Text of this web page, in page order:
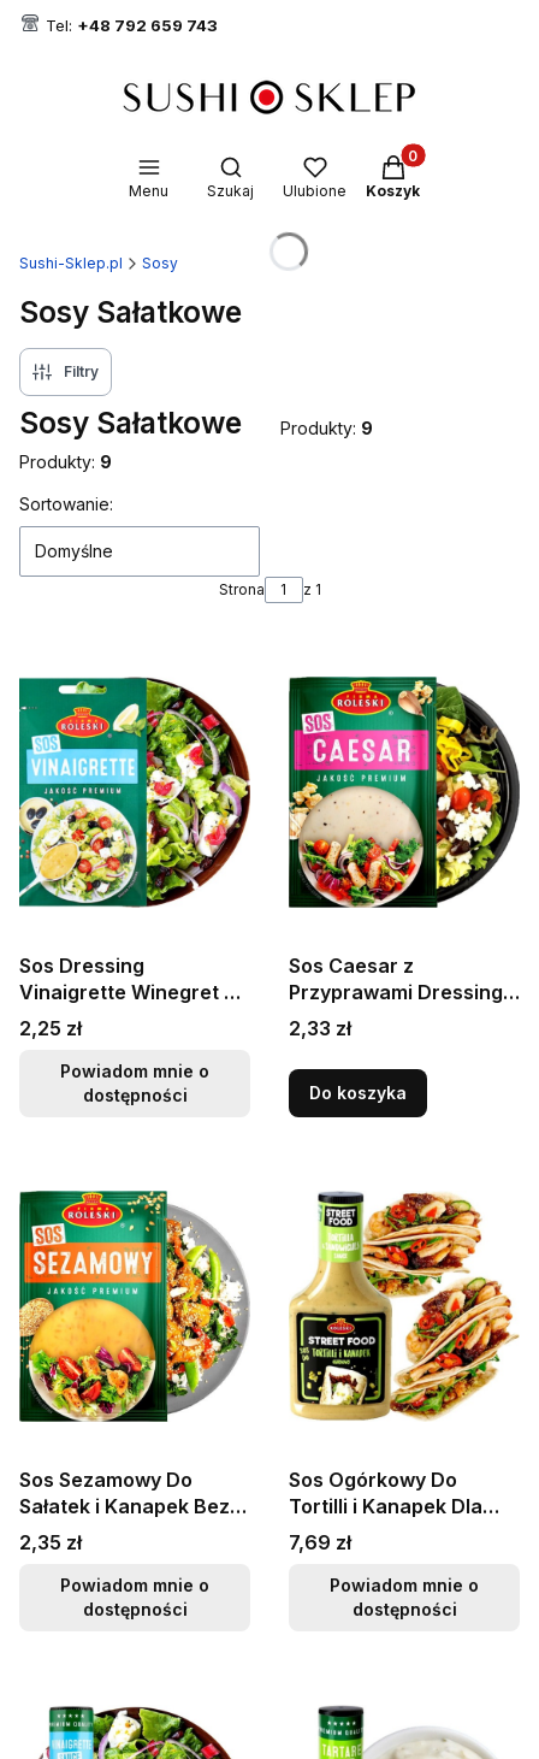
Tel: +48 792 659 743
Menu
Otwórz wyszukiwarkę
Szukaj Ulubione
Produkty w
Koszyk
Sushi-Sklep.pl Sosy
Sosy Sałatkowe
Filtry
Sosy Sałatkowe Produkty: 9
Produkty: 9
Lista produktów
Sortowanie:
Domyślne
Strona z 1
Sos Dressing
Vinaigrette Winegret Do
Sałatek i Potraw
Saszeta 50g ROLESKI
Cena
2,25 zł
Powiadom mnie o
dostępności
Sos Caesar z
Przyprawami Dressing
Do Sałatek Sałatki
Saszetka 50g ROLESKI
Cena
2,33 zł
Do koszyka
Sos Sezamowy Do
Sałatek i Kanapek Bez
Konserwantów
Saszetka 50g ROLESKI
Cena
2,35 zł
Powiadom mnie o
dostępności
Sos Ogórkowy Do
Tortilli i Kanapek Dla
Wegan Bez
Konserwantów 305g
ROLESKI
Cena
7,69 zł
Powiadom mnie o
dostępności